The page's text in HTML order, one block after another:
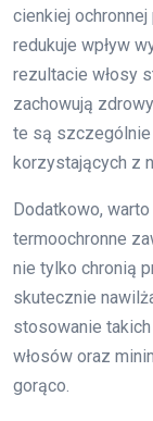
cienkiej ochronnej
redukuje wpływ
rezultacie włosy
zachowują
te są szczególnie
korzystających z
Dodatkowo,
termoochronne
nie tylko chronią
skutecznie
stosowanie
włosów oraz
gorąco.